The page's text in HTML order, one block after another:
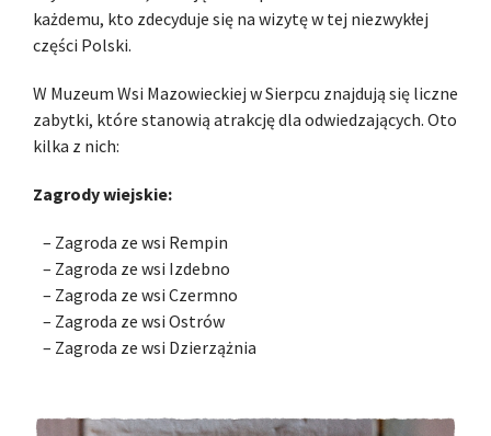
każdemu, kto zdecyduje się na wizytę w tej niezwykłej
części Polski.
W Muzeum Wsi Mazowieckiej w Sierpcu znajdują się liczne
zabytki, które stanowią atrakcję dla odwiedzających. Oto
kilka z nich:
Zagrody wiejskie:
– Zagroda ze wsi Rempin
– Zagroda ze wsi Izdebno
– Zagroda ze wsi Czermno
– Zagroda ze wsi Ostrów
– Zagroda ze wsi Dzierzążnia